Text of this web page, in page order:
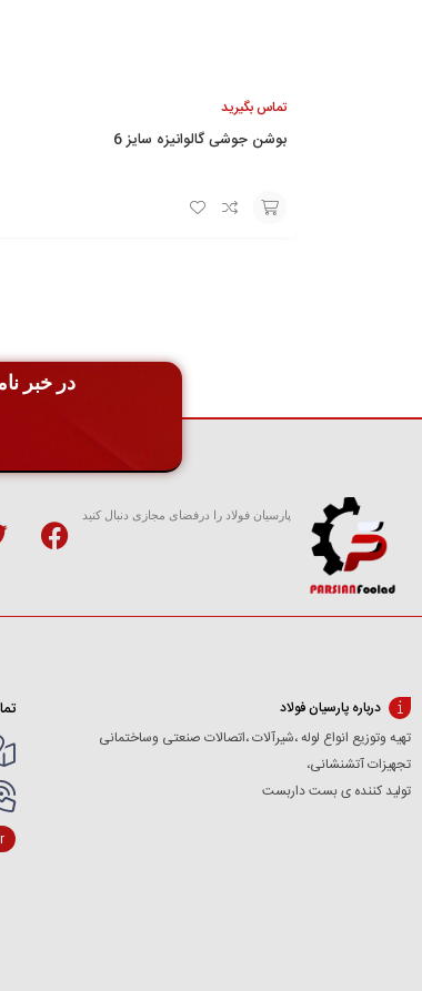
تماس بگیرید
بوشن جوشی گالوانیزه سایز 6
در خبر
پارسیان فولاد را درفضای مجازی دنبال کنید
درباره پارسیان فولاد
تهیه وتوزیع انواع لوله ،شیرآلات ،اتصالات صنعتی وساختمانی
تجهیزات آتشنشانی،
تولید کننده ی بست داربست